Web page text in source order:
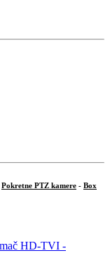
Pokretne PTZ kamere - Box